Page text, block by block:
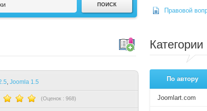
, Joomla 1.5
(Оценок : 968)
Правовой
Категории
По автору
Joomlart.com